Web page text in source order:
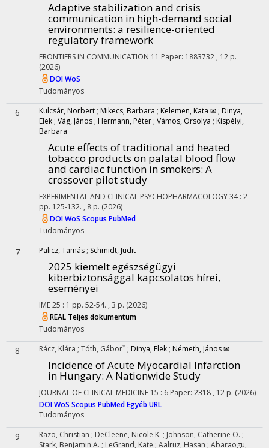
Adaptive stabilization and crisis
communication in high-demand social
environments: a resilience-oriented
regulatory framework
FRONTIERS IN COMMUNICATION 11 Paper: 1883732 , 12 p.
(2026)
DOIWoS
Tudományos
6 Kulcsár, Norbert ; Mikecs, Barbara ; Kelemen, Kata ✉ ; Dinya,
Elek ; Vág, János ; Hermann, Péter ; Vámos, Orsolya ; Kispélyi,
Barbara
Acute effects of traditional and heated
tobacco products on palatal blood flow
and cardiac function in smokers: A
crossover pilot study
EXPERIMENTAL AND CLINICAL PSYCHOPHARMACOLOGY34: 2
pp. 125-132. , 8 p. (2026)
DOIWoS Scopus PubMed
Tudományos
7 Palicz, Tamás ; Schmidt, Judit
2025 kiemelt egészségügyi
kiberbiztonsággal kapcsolatos hírei,
eseményei
IME25 : 1 pp. 52-54. , 3 p. (2026)
REAL Teljes dokumentum
Tudományos
8 Rácz, Klára ; Tóth, Gábor* ; Dinya, Elek ; Németh, János ✉
Incidence of Acute Myocardial Infarction
in Hungary: A Nationwide Study
JOURNAL OF CLINICAL MEDICINE 15 : 6 Paper: 2318 , 12 p. (2026)
DOIWoS Scopus PubMedEgyéb URL
Tudományos
9 Razo, Christian ; DeCleene, Nicole K. ; Johnson, Catherine O. ;
Stark, Benjamin A. ; LeGrand, Kate ; Aalruz, Hasan ; Abaraogu,